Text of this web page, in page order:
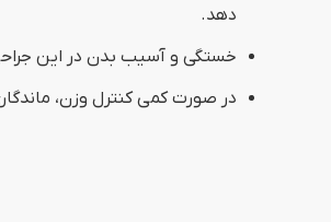
دهد.
خستگی و آسیب بدن در این
در صورت کمی کنترل وزن،